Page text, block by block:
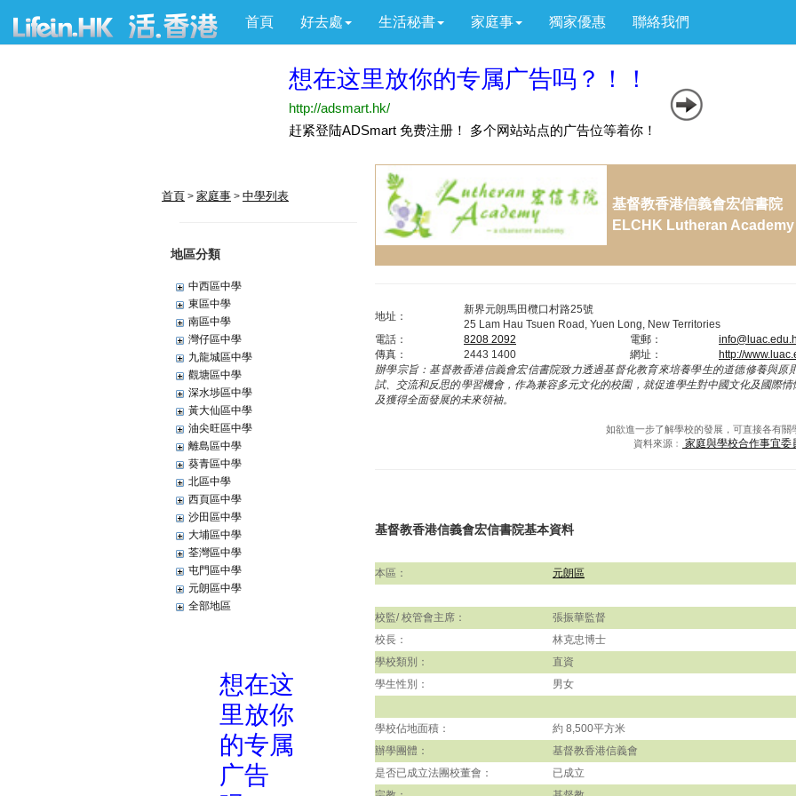
首頁 好去處 生活秘書 家庭事 獨家優惠 聯絡我們
首頁 > 家庭事 > 中學列表
地區分類
中西區中學
東區中學
南區中學
灣仔區中學
九龍城區中學
觀塘區中學
深水埗區中學
黃大仙區中學
油尖旺區中學
離島區中學
葵青區中學
北區中學
西頁區中學
沙田區中學
大埔區中學
荃灣區中學
屯門區中學
元朗區中學
全部地區
基督教香港信義會宏信書院
ELCHK Lutheran Academy
地址：
新界元朗馬田欖口村路25號
25 Lam Hau Tsuen Road, Yuen Long, New Territories
電話：
8208 2092 電郵：
傳真：
2443 1400 網址：
http://
辦學宗旨： 基督教香港信義會宏信書院致力透過基督化教育來培養學生的道德修養與
試、交流和反思的學習機會，作為兼容多元文化的校園，就促進學生對中國文化及國際
及獲得全面發展的未來領袖。
如欲進一步了解學校的發展，可直接各有關
資料來源﹕
家庭與學校合作事宜委
基督教香港信義會宏信書院基本資料
本區： 元朗區
校監/ 校管會主席：
張振華監督
校長：
林克忠博士
學校類別：
直資
學生性別：
男女
學校佔地面積：
約 8,500平方米
辦學團體：
基督教香港信義會
是否已成立法團校董會：
已成立